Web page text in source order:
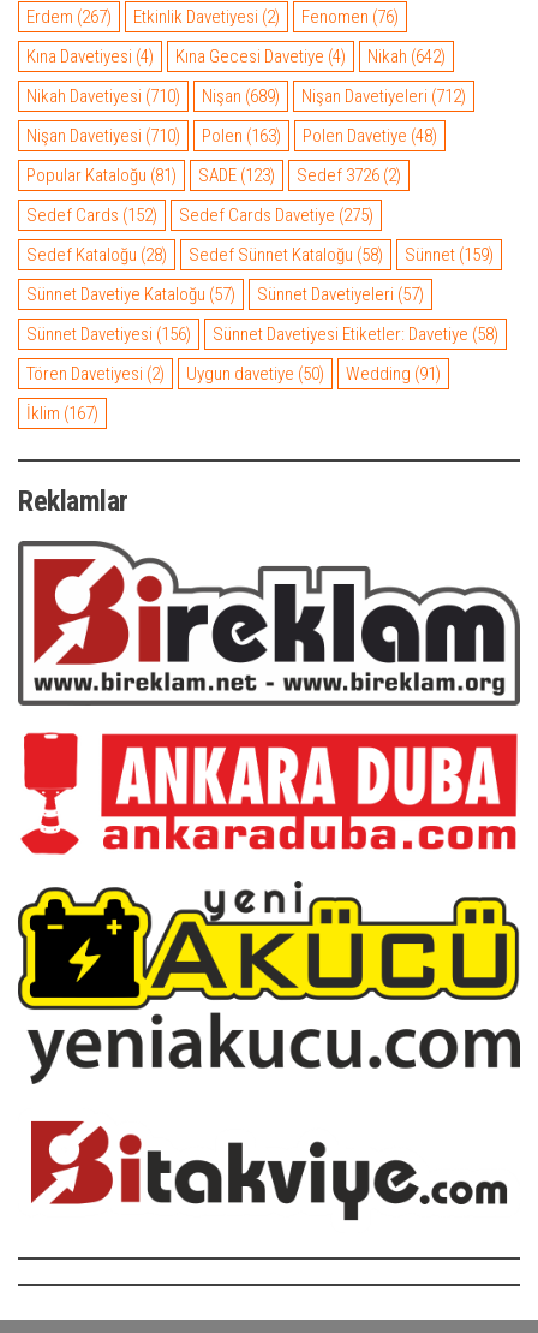
Erdem (267) Etkinlik Davetiyesi (2) Fenomen (76)
Kına Davetiyesi (4) Kına Gecesi Davetiye (4) Nikah (642)
Nikah Davetiyesi (710) Nişan (689) Nişan Davetiyeleri (712)
Nişan Davetiyesi (710) Polen (163) Polen Davetiye (48)
Popular Kataloğu (81) SADE (123) Sedef 3726 (2)
Sedef Cards (152) Sedef Cards Davetiye (275)
Sedef Kataloğu (28) Sedef Sünnet Kataloğu (58) Sünnet (159)
Sünnet Davetiye Kataloğu (57) Sünnet Davetiyeleri (57)
Sünnet Davetiyesi (156) Sünnet Davetiyesi Etiketler: Davetiye (58)
Tören Davetiyesi (2) Uygun davetiye (50) Wedding (91)
İklim (167)
Reklamlar